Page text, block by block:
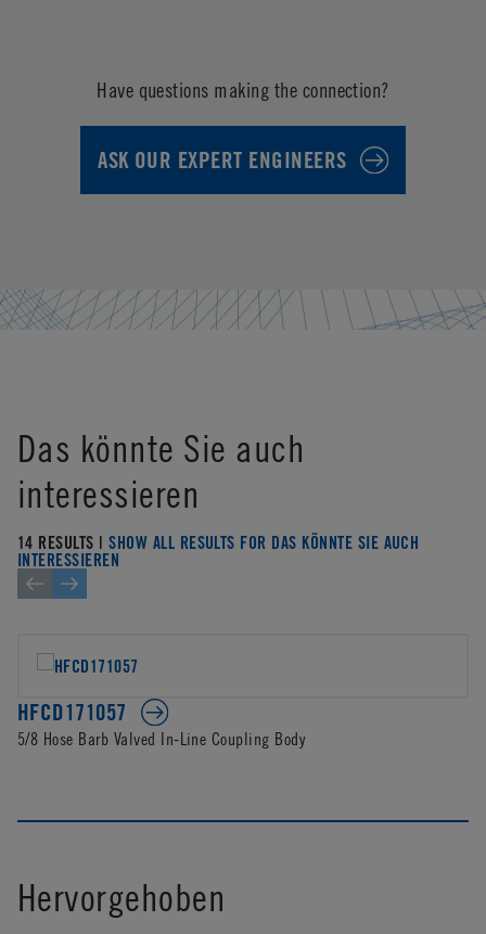
Have questions making the connection?
ASK OUR EXPERT ENGINEERS
Das könnte Sie auch
interessieren
14 RESULTS |SHOW ALL RESULTS FOR DAS KÖNNTE SIE AUCH
INTERESSIEREN
HFCD171057
5/8 Hose Barb Valved In-Line Coupling Body
Hervorgehoben